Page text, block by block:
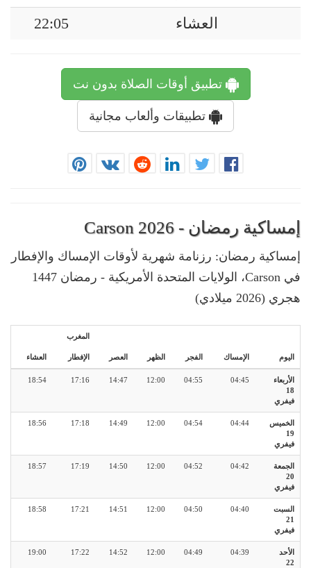
العشاء
22:05
تطبيق أوقات الصلاة بدون نت
تطبيقات وألعاب مجانية
إمساكية رمضان - Carson 2026
إمساكية رمضان: رزنامة شهرية لأوقات الإمساك والإفطار
في Carson، الولايات المتحدة الأمريكية - رمضان 1447
هجري (2026 ميلادي)
اليوم الإمساك الفجر الظهر العصر
المغرب
الإفطار العشاء
الأربعاء
18
فيفري
04:45
04:55
12:00
14:47
17:16
18:54
الخميس
19
فيفري
04:44
04:54
12:00
14:49
17:18
18:56
الجمعة
20
فيفري
04:42
04:52
12:00
14:50
17:19
18:57
السبت
21
فيفري
04:40
04:50
12:00
14:51
17:21
18:58
الأحد
22
04:39
04:49
12:00
14:52
17:22
19:00